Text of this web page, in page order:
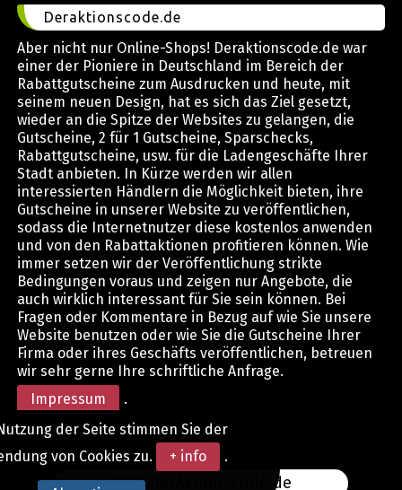
Deraktionscode.de
Aber nicht nur Online-Shops! Deraktionscode.de war
einer der Pioniere in Deutschland im Bereich der
Rabattgutscheine zum Ausdrucken und heute, mit
seinem neuen Design, hat es sich das Ziel gesetzt,
wieder an die Spitze der Websites zu gelangen, die
Gutscheine, 2 für 1 Gutscheine, Sparschecks,
Rabattgutscheine, usw. für die Ladengeschäfte Ihrer
Stadt anbieten. In Kürze werden wir allen
interessierten Händlern die Möglichkeit bieten, ihre
Gutscheine in unserer Website zu veröffentlichen,
sodass die Internetnutzer diese kostenlos anwenden
und von den Rabattaktionen profitieren können. Wie
immer setzen wir der Veröffentlichung strikte
Bedingungen voraus und zeigen nur Angebote, die
auch wirklich interessant für Sie sein können. Bei
Fragen oder Kommentare in Bezug auf wie Sie unsere
Website benutzen oder wie Sie die Gutscheine Ihrer
Firma oder ihres Geschäfts veröffentlichen, betreuen
wir sehr gerne Ihre schriftliche Anfrage.
Impressum
.
www.DerAktionsCode.de
der Seite stimmen Sie der
von Cookies zu.
+ info .